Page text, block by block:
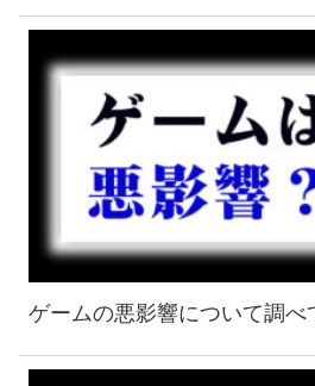
ゲームの悪影響について調べ